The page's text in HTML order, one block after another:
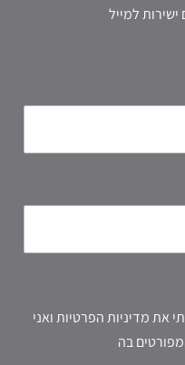
למייל
את מדיניות הפרטיות ואני
בה